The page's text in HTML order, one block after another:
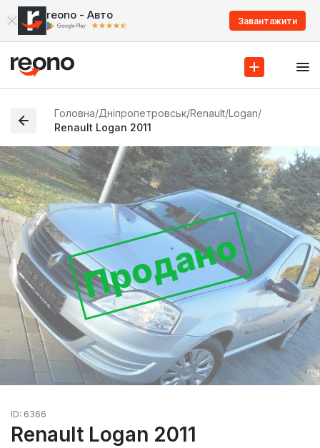
reono - Авто Завантажити
Головна/Дніпропетровськ/Renault/Logan/
Renault Logan 2011
Продано
ID: 6366
Renault Logan 2011